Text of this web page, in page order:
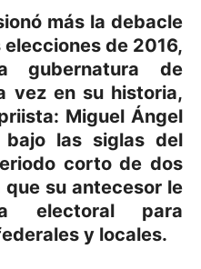
más la debacle
elecciones de 2016,
gubernatura de
vez en su historia,
Miguel Ángel
bajo las siglas del
corto de dos
su antecesor le
electoral para
y locales.